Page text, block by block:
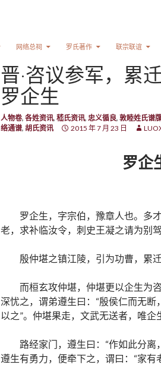
网络总祠 罗氏著作 联宗联谊
晋·咨议参军，累
罗企生
人物卷, 各姓资讯, 嵇氏资讯, 忠义循良, 敦睦姓氏谱
络通谱, 胡氏资讯 2015 年 7 月 23 日
罗企
罗企生，字宗伯，豫章人也。多
老，求补临汝令，刺史王凝之请为别驾
殷仲堪之镇江陵，引为功曹，累
而桓玄攻仲堪，仲堪更以企生为
深忧之，谓弟遵生曰：“殷侯仁而无
以之”。仲堪果走，文武无送者，唯企
路经家门，遵生曰：“作如此分离
遵生有勇力，便牵下之，谓曰：“家有